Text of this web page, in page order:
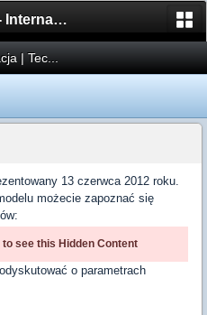
Sony.yt - International Sony Forum
| Tec...
13 czerwca 2012 roku.
możecie zapoznać się
to see this Hidden Content
o parametrach